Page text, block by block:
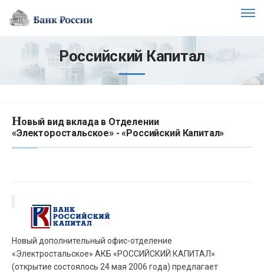
Российский Капитал
Новый вид вклада в Отделении
«Электоростальское» - «Российский Капитал»
Новый дополнительный офис-отделение
«Электростальское» АКБ «РОССИЙСКИЙ КАПИТАЛ»
(открытие состоялось 24 мая 2006 года) предлагает